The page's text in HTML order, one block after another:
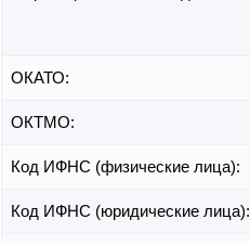
ОКАТО:
ОКТМО:
Код ИФНС (физические лица):
Код ИФНС (юридические лица):